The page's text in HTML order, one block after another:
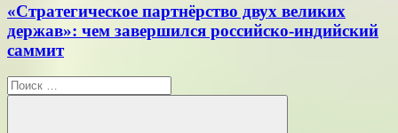
«Стратегическое партнёрство двух великих
держав»: чем завершился российско-индийский
саммит
Поиск
для: